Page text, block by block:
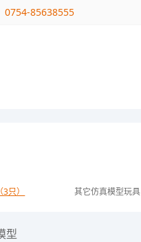
0754-85638555
只） 其它仿真模型玩
型